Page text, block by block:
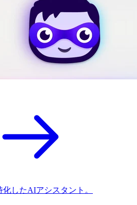
化したAIアシスタント。